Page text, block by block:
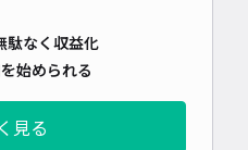
駄なく収益化
始められる
見る